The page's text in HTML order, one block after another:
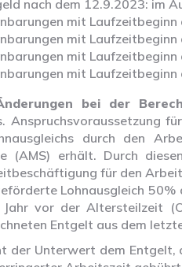
nach dem 12.9.2023: im
mit
mit
mit
mit
bei der
Anspruchsvoraussetzung
durch den
(AMS) erhält. Durch
für den
Lohnausgleich
vor der Altersteilzeit
Entgelt aus dem
der Unterwert dem